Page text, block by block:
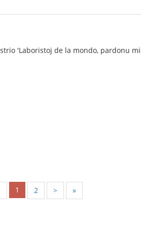
'Laboristoj de la mondo, pardonu
1 2 > »